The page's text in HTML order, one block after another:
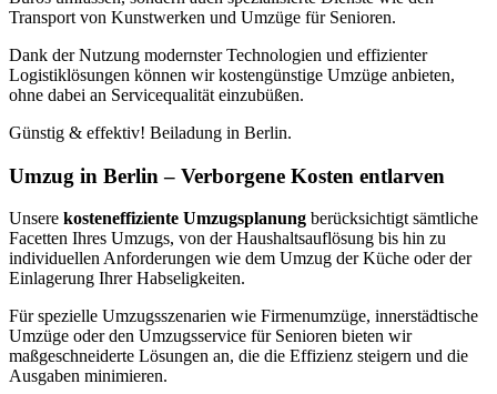
Transport von Kunstwerken und Umzüge für Senioren.
Dank der Nutzung modernster Technologien und effizienter
Logistiklösungen können wir kostengünstige Umzüge anbieten,
ohne dabei an Servicequalität einzubüßen.
Günstig & effektiv! Beiladung in Berlin.
Umzug in Berlin – Verborgene Kosten entlarven
Unsere kosteneffiziente Umzugsplanung berücksichtigt sämtliche
Facetten Ihres Umzugs, von der Haushaltsauflösung bis hin zu
individuellen Anforderungen wie dem Umzug der Küche oder der
Einlagerung Ihrer Habseligkeiten.
Für spezielle Umzugsszenarien wie Firmenumzüge, innerstädtische
Umzüge oder den Umzugsservice für Senioren bieten wir
maßgeschneiderte Lösungen an, die die Effizienz steigern und die
Ausgaben minimieren.